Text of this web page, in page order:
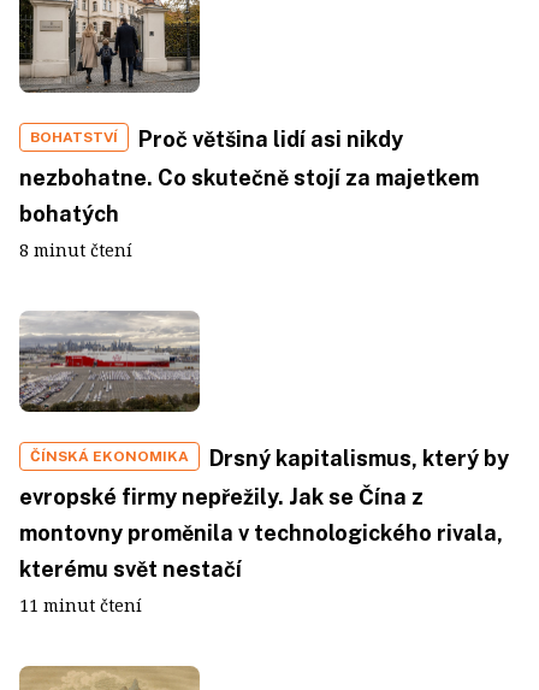
BOHATSTVÍ
Proč většina lidí asi nikdy
nezbohatne. Co skutečně stojí za majetkem
bohatých
8 minut čtení
ČÍNSKÁ EKONOMIKA
Drsný kapitalismus, který by
evropské firmy nepřežily. Jak se Čína z
montovny proměnila v technologického rivala,
kterému svět nestačí
11 minut čtení